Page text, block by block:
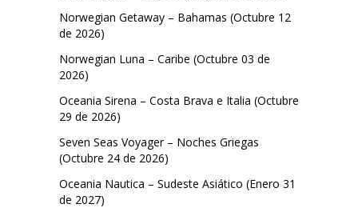
Norwegian Getaway – Bahamas (Octubre 12
de 2026)
Norwegian Luna – Caribe (Octubre 03 de
2026)
Oceania Sirena – Costa Brava e Italia (Octubre
29 de 2026)
Seven Seas Voyager – Noches Griegas
(Octubre 24 de 2026)
Oceania Nautica – Sudeste Asiático (Enero 31
de 2027)